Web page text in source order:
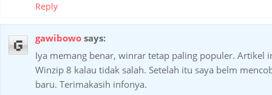
Reply
gawibowo says:
Iya memang benar, winrar tetap paling populer. Artikel
Winzip 8 kalau tidak salah. Setelah itu saya belm
baru. Terimakasih infonya.